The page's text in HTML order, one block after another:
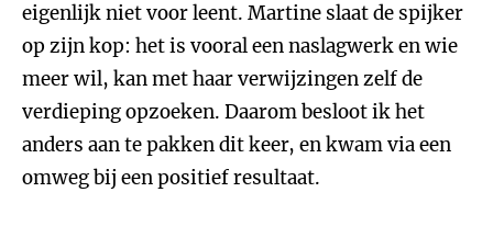
eigenlijk niet voor leent. Martine slaat de spijker
op zijn kop: het is vooral een naslagwerk en wie
meer wil, kan met haar verwijzingen zelf de
verdieping opzoeken. Daarom besloot ik het
anders aan te pakken dit keer, en kwam via een
omweg bij een positief resultaat.